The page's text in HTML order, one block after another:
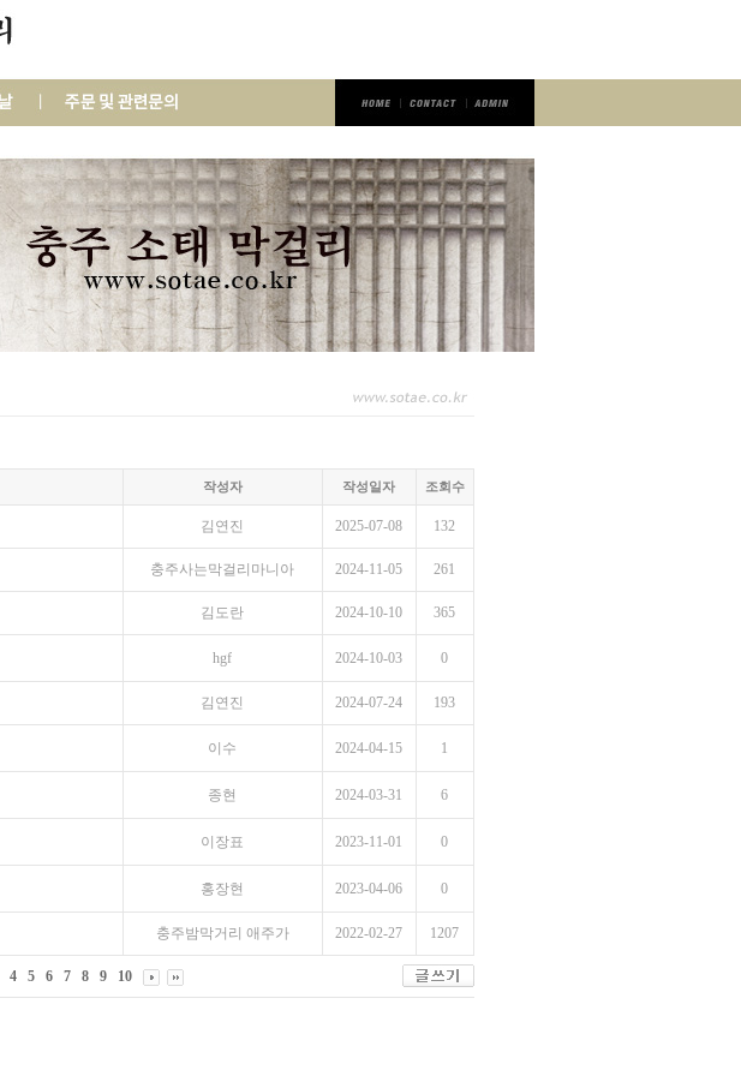
작성자 작성일자 조회수
김연진 2025-07-08 132
충주사는막걸리마니아 2024-11-05 261
김도란 2024-10-10 365
hgf 2024-10-03 0
김연진 2024-07-24 193
이수 2024-04-15 1
종현 2024-03-31 6
이장표 2023-11-01 0
홍장현 2023-04-06 0
충주밤막거리 애주가 2022-02-27 1207
4 5 6 7 8 9 10